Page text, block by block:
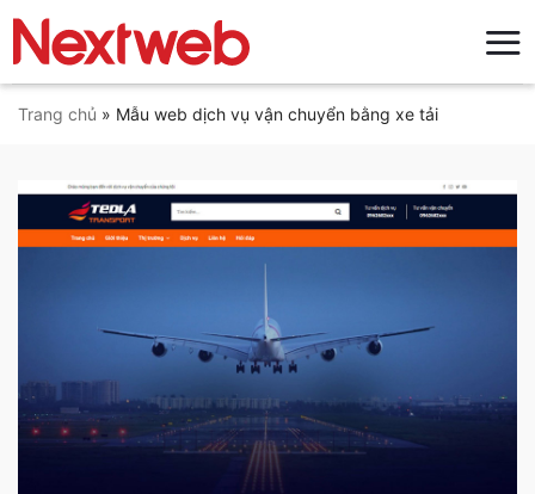
qua
nội
dung
Trang chủ » Mẫu web dịch vụ vận chuyển bằng xe tải